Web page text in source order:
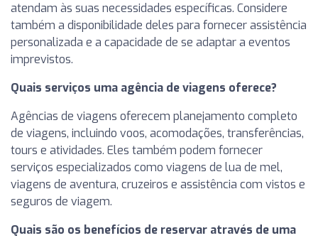
atendam às suas necessidades específicas. Considere
também a disponibilidade deles para fornecer assistência
personalizada e a capacidade de se adaptar a eventos
imprevistos.
Quais serviços uma agência de viagens oferece?
Agências de viagens oferecem planejamento completo
de viagens, incluindo voos, acomodações, transferências,
tours e atividades. Eles também podem fornecer
serviços especializados como viagens de lua de mel,
viagens de aventura, cruzeiros e assistência com vistos e
seguros de viagem.
Quais são os benefícios de reservar através de uma